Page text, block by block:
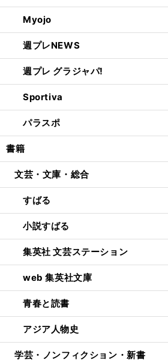
Myojo
週プレNEWS
週プレ グラジャパ!
Sportiva
パラスポ
書籍
文芸・文庫・総合
すばる
小説すばる
集英社 文芸ステーション
web 集英社文庫
青春と読書
アジア人物史
学芸・ノンフィクション・新書